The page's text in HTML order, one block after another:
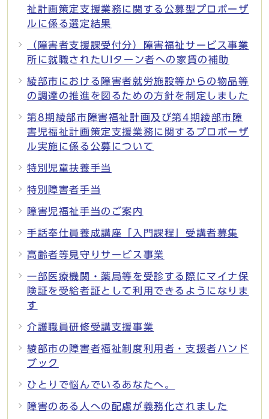
祉計画策定支援業務に関する公募型プロポーザ
ルに係る選定結果
（障害者支援課受付分）障害福祉サービス事業
所に就職されたUIターン者への家賃の補助
綾部市における障害者就労施設等からの物品等
の調達の推進を図るための方針を制定しました
第8期綾部市障害福祉計画及び第4期綾部市障
害児福祉計画策定支援業務に関するプロポーザ
ル実施に係る公募について
特別児童扶養手当
特別障害者手当
障害児福祉手当のご案内
手話奉仕員養成講座「入門課程」受講者募集
高齢者等見守りサービス事業
一部医療機関・薬局等を受診する際にマイナ保
険証を受給者証として利用できるようになりま
す
介護職員研修受講支援事業
綾部市の障害者福祉制度利用者・支援者ハンド
ブック
ひとりで悩んでいるあなたへ。
障害のある人への配慮が義務化されました